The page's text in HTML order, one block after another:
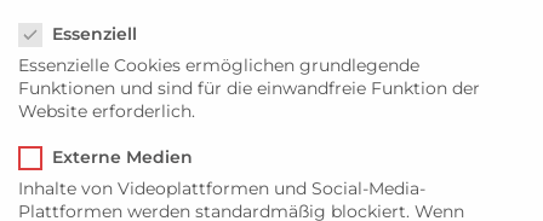
3 vorrätig
inkl. 19 % MwSt. zzgl. Versandkosten
IN DEN WARENKORB
Essenziell
Essenzielle Cookies ermöglichen grundlegende
Funktionen und sind für die einwandfreie Funktion der
Website erforderlich.
Externe Medien
Inhalte von Videoplattformen und Social-Media-
Plattformen werden standardmäßig blockiert. Wenn